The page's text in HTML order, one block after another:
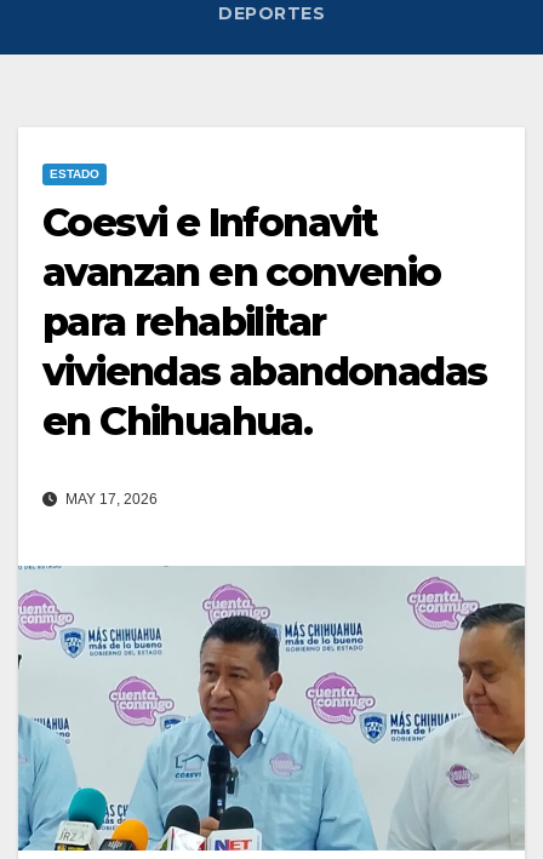
DEPORTES
ESTADO
Coesvi e Infonavit
avanzan en convenio
para rehabilitar
viviendas abandonadas
en Chihuahua.
MAY 17, 2026